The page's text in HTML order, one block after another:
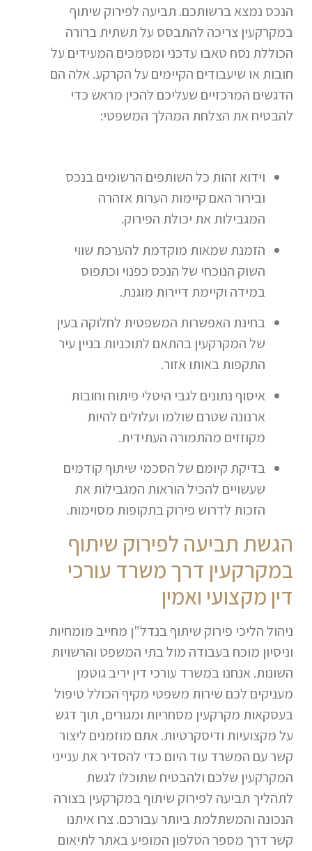
הנכס נמצא ברשותכם. תביעה לפירוק שיתוף
במקרקעין צריכה להתבסס על תשתית ברורה
הכוללת נסח טאבו עדכני ומסמכים המעידים על
חובות או שיעבודים הקיימים על הקרקע. אלה הם
הדגשים המרכזיים שעליכם להכין מראש כדי
להבטיח את הצלחת המהלך המשפטי:
וידוא זהות כל השותפים הרשומים בנכס
ובירור האם קיימות הערות אזהרה
המגבילות את יכולת הפירוק.
הזמנת שמאות מוקדמת להערכת שווי
השוק הנוכחי של הנכס כפנוי וכתפוס
במידה וקיימת דיירות מוגנת.
בחינת האפשרות המשפטית לחלוקה בעין
של המקרקעין בהתאם לתוכניות בניין עיר
התקפות באותו אזור.
איסוף נתונים לגבי היטלי פיתוח וחובות
ארנונה שטרם שולמו ועלולים להיות
מקוזזים מהתמורה העתידית.
בדיקת קיומם של הסכמי שיתוף קודמים
שעשויים להכיל הוראות המגבילות את
הזכות לדרוש פירוק בתקופות מסוימות.
הגשת תביעה לפירוק שיתוף
במקרקעין דרך משרד עורכי
דין מקצועי ואמין
ניהול הליכי פירוק שיתוף בנדל"ן מחייב מומחיות
וניסיון מוכח בעבודה מול בתי המשפט והרשויות
השונות. אנחנו במשרד עורכי דין יריב גוטמן
מעניקים לכם שירות משפטי מקיף הכולל טיפול
בעסקאות מקרקעין מסחריות ומגורים, תוך דגש
על מקצועיות ודיסקרטיות. אתם מוזמנים ליצור
קשר עם המשרד עוד היום כדי להסדיר את ענייני
המקרקעין שלכם ולהבטיח שתוכלו לגשת
לתהליך תביעה לפירוק שיתוף במקרקעין בצורה
הנכונה והמשתלמת ביותר עבורכם. צרו איתנו
קשר דרך מספר הטלפון המופיע באתר לתיאום